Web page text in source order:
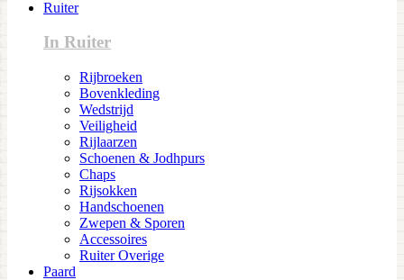
Ruiter
In Ruiter
Rijbroeken
Bovenkleding
Wedstrijd
Veiligheid
Rijlaarzen
Schoenen & Jodhpurs
Chaps
Rijsokken
Handschoenen
Zwepen & Sporen
Accessoires
Ruiter Overige
Paard